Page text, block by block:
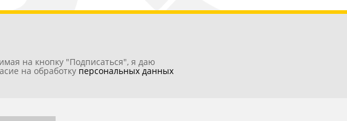
на кнопку "Подписаться", я даю
на обработку персональных данных